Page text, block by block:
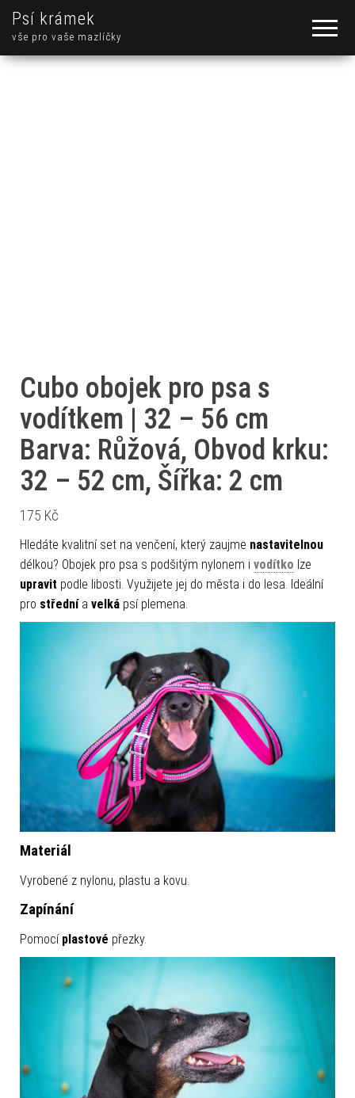
Psí krámek
vše pro vaše mazlíčky
Cubo obojek pro psa s
vodítkem | 32 – 56 cm
Barva: Růžová, Obvod krku:
32 – 52 cm, Šířka: 2 cm
175 Kč
Hledáte kvalitní set na venčení, který zaujme nastavitelnou
délkou? Obojek pro psa s podšitým nylonem i vodítko lze
upravit podle libosti. Využijete jej do města i do lesa. Ideální
pro střednía velká psí plemena.
Materiál
Vyrobené z nylonu, plastu a kovu.
Zapínání
Pomocí plastové přezky.